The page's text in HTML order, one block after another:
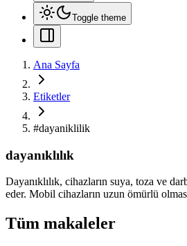
Toggle theme
Ana Sayfa
Etiketler
#dayaniklilik
dayanıklılık
Dayanıklılık, cihazların suya, toza ve
eder. Mobil cihazların uzun ömürlü
Tüm makaleler